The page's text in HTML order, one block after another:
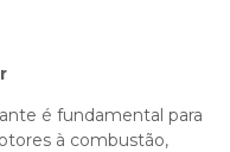
é fundamental para
à combustão,